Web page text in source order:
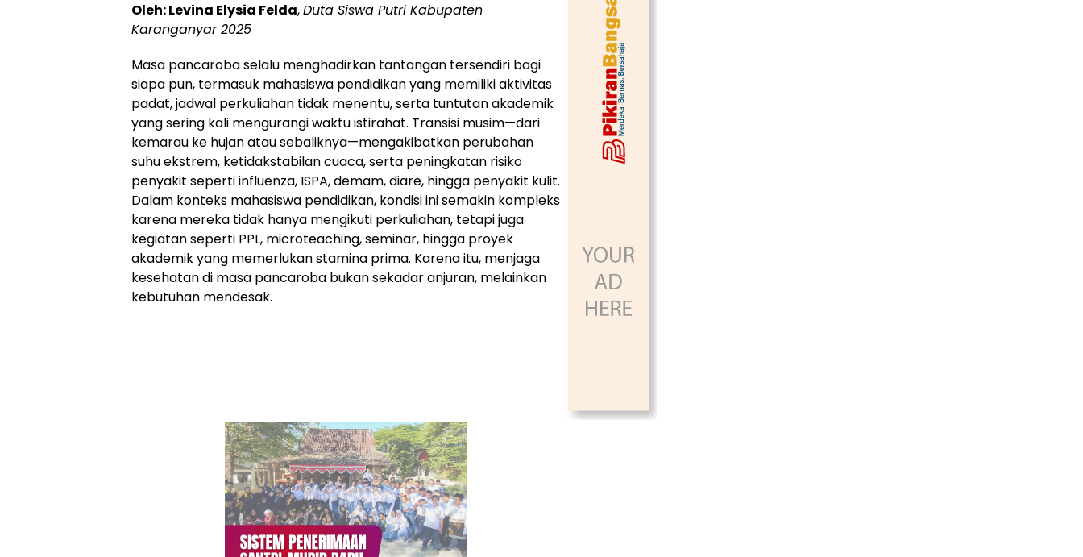
Oleh: Levina Elysia Felda,Duta Siswa Putri Kabupaten
Karanganyar 2025
Masa pancaroba selalu menghadirkan tantangan tersendiri bagi
siapa pun, termasuk mahasiswa pendidikan yang memiliki aktivitas
padat, jadwal perkuliahan tidak menentu, serta tuntutan akademik
yang sering kali mengurangi waktu istirahat. Transisi musim—dari
kemarau ke hujan atau sebaliknya—mengakibatkan perubahan
suhu ekstrem, ketidakstabilan cuaca, serta peningkatan risiko
penyakit seperti influenza, ISPA, demam, diare, hingga penyakit kulit.
Dalam konteks mahasiswa pendidikan, kondisi ini semakin kompleks
karena mereka tidak hanya mengikuti perkuliahan, tetapi juga
kegiatan seperti PPL, microteaching, seminar, hingga proyek
akademik yang memerlukan stamina prima. Karena itu, menjaga
kesehatan di masa pancaroba bukan sekadar anjuran, melainkan
kebutuhan mendesak.